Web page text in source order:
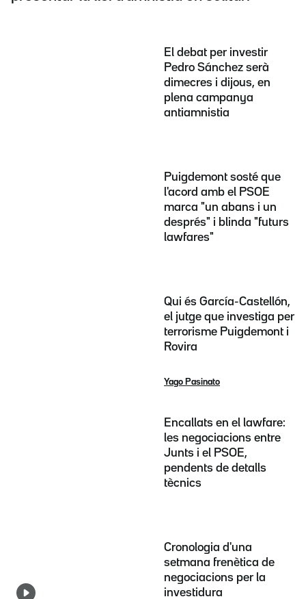
El debat per investir
Pedro Sánchez serà
dimecres i dijous, en
plena campanya
antiamnistia
Puigdemont sosté que
l'acord amb el PSOE
marca "un abans i un
després" i blinda "futurs
lawfares"
Qui és García-Castellón,
el jutge que investiga per
terrorisme Puigdemont i
Rovira
Yago Pasinato
Encallats en el lawfare:
les negociacions entre
Junts i el PSOE,
pendents de detalls
tècnics
Cronologia d'una
setmana frenètica de
negociacions per la
investidura